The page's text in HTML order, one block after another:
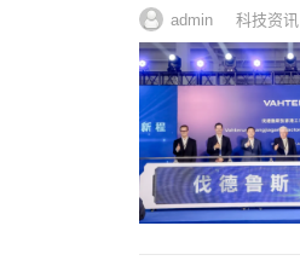
admin 科技资讯